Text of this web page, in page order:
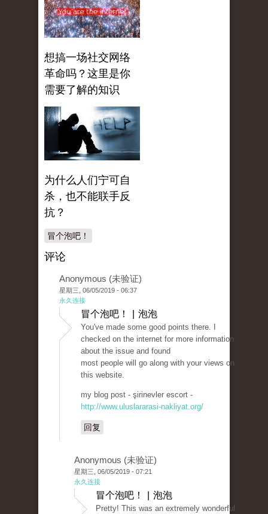
想搞一场社交网络
革命吗？这里是你
需要了解的知识
为什么人们宁可自
杀，也不能联手反
抗？
冒个泡吧！
评论
Anonymous (未验证)
星期三, 06/05/2019 - 06:37
永久连接
冒个泡吧！ | 泡泡
You've made some good points there. I
checked on the internet for more information
about the issue and found
most people will go along with your views on
this website.
my blog post - şirinevler escort -
http://www.uluslararasi-nakliyat.org/
回复
Anonymous (未验证)
星期三, 06/05/2019 - 07:21
永久连接
冒个泡吧！ | 泡泡
Pretty! This was an extremely wonderful